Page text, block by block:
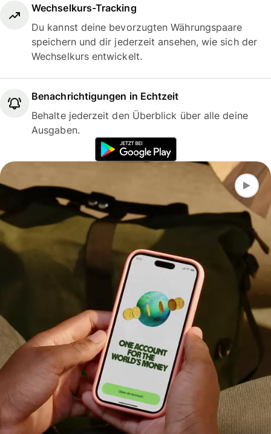
Wechselkurs-Tracking
Du kannst deine bevorzugten Währungspaare
speichern und dir jederzeit ansehen, wie sich der
Wechselkurs entwickelt.
Benachrichtigungen in Echtzeit
Behalte jederzeit den Überblick über alle deine
Ausgaben.